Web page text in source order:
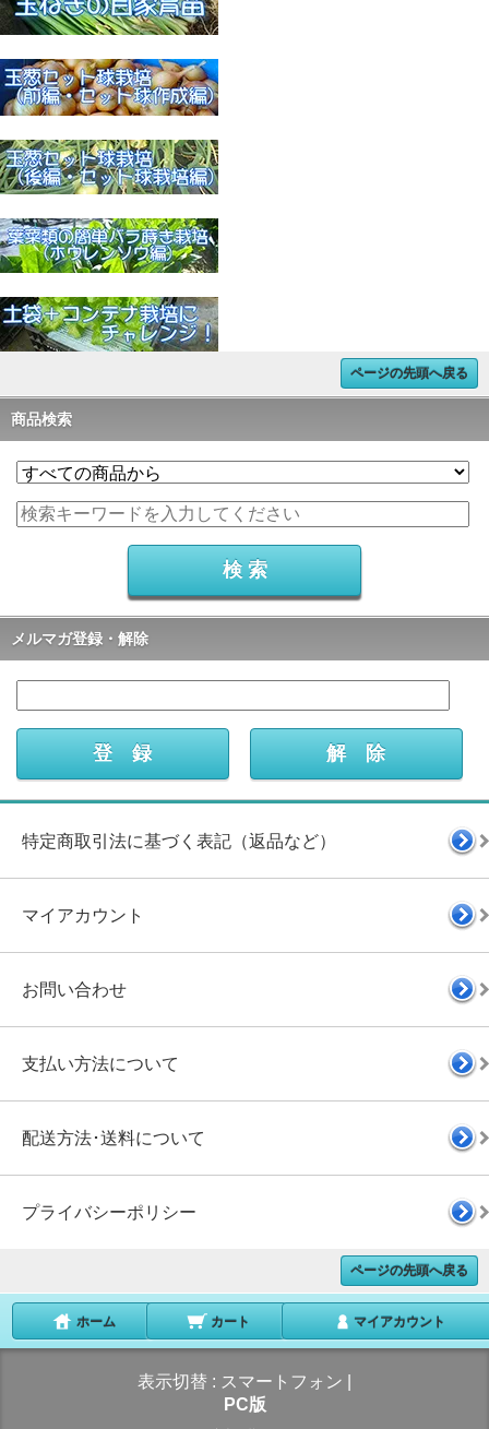
ページの先頭へ戻る
商品検索
メルマガ登録・解除
特定商取引法に基づく表記（返品など）
マイアカウント
お問い合わせ
支払い方法について
配送方法･送料について
プライバシーポリシー
ページの先頭へ戻る
ホーム カート マイアカウント
表示切替 : スマートフォン
PC版